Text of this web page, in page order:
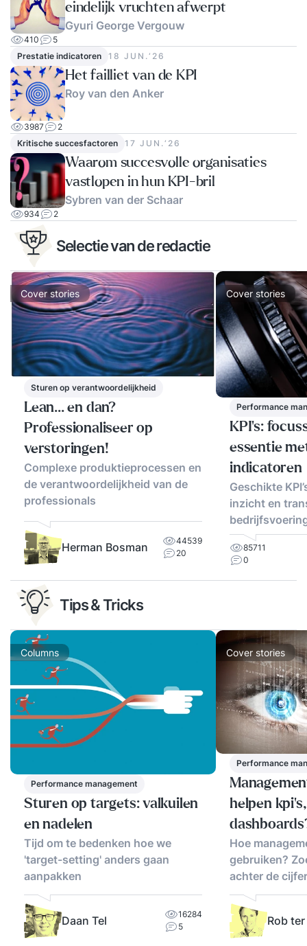
eindelijk vruchten afwerpt
Gyuri George Vergouw
410
5
Prestatie indicatoren
18 JUN.‘26
Het failliet van de KPI
Roy van den Anker
3987
2
Kritische succesfactoren
17 JUN.‘26
Waarom succesvolle organisaties
vastlopen in hun KPI-bril
Sybren van der Schaar
934 2
Selectie van de redactie
Cover stories
Sturen op verantwoordelijkheid
Lean... en dan?
Professionaliseer op
verstoringen!
Complexe produktieprocessen en
de verantwoordelijkheid van de
professionals
Herman Bosman
44539
20
Cover stories
Performance
KPI's:
essentie
indicatoren
Geschikte
inzicht en
85711
0
Tips & Tricks
Columns
Performance management
Sturen op targets: valkuilen
en nadelen
Tijd om te bedenken hoe we
'target-setting' anders gaan
aanpakken
Daan Tel
16284
5
Cover stories
Performance
helpen
Hoe
gebruiken?
achter de
Rob